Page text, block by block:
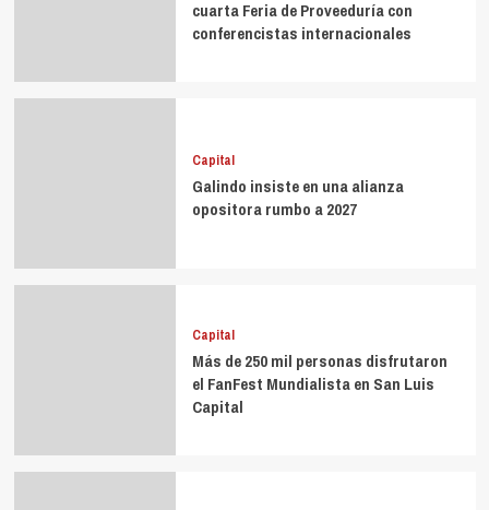
cuarta Feria de Proveeduría con
conferencistas internacionales
Capital
Galindo insiste en una alianza
opositora rumbo a 2027
Capital
Más de 250 mil personas disfrutaron
el FanFest Mundialista en San Luis
Capital